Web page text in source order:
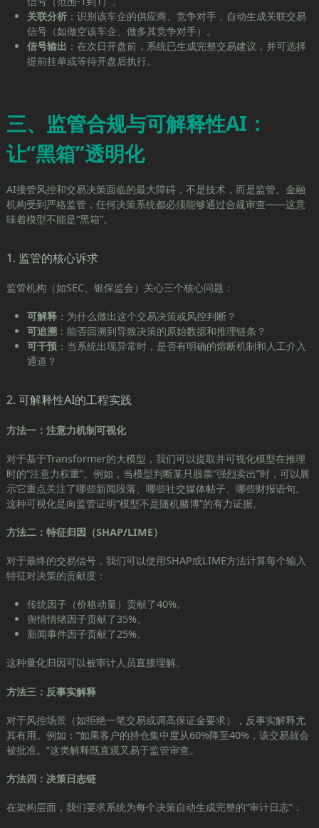
关联分析：识别该车企的供应商、竞争对手，自动生成关联交易
信号（如做空该车企、做多其竞争对手）。
信号输出 ：在次日开盘前，系统已生成完整交易建议，并可选择
提前挂单或等待开盘后执行。
三、监管合规与可解释性AI：
让“黑箱”透明化
AI接管风控和交易决策面临的最大障碍，不是技术，而是监管。金融
机构受到严格监管，任何决策系统都必须能够通过合规审查——这意
味着模型不能是“黑箱”。
1. 监管的核心诉求
监管机构（如SEC、银保监会）关心三个核心问题：
可解释：为什么做出这个交易决策或风控判断？
可追溯：能否回溯到导致决策的原始数据和推理链条？
可干预：当系统出现异常时，是否有明确的熔断机制和人工介入
通道？
2. 可解释性AI的工程实践
方法一：注意力机制可视化
对于基于Transformer的大模型，我们可以提取并可视化模型在推理
时的“注意力权重”。例如，当模型判断某只股票“强烈卖出”时，可以展
示它重点关注了哪些新闻段落、哪些社交媒体帖子、哪些财报语句。
这种可视化是向监管证明“模型不是随机赌博”的有力证据。
方法二：特征归因（SHAP/LIME）
对于最终的交易信号，我们可以使用SHAP或LIME方法计算每个输入
特征对决策的贡献度：
传统因子（价格动量）贡献了40%。
舆情情绪因子贡献了35%。
新闻事件因子贡献了25%。
这种量化归因可以被审计人员直接理解。
方法三：反事实解释
对于风控场景（如拒绝一笔交易或调高保证金要求），反事实解释尤
其有用。例如：“如果客户的持仓集中度从60%降至40%，该交易就会
被批准。”这类解释既直观又易于监管审查。
方法四：决策日志链
在架构层面，我们要求系统为每个决策自动生成完整的“审计日志”：